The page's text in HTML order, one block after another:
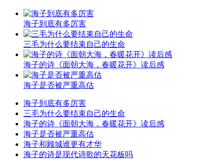
海子到底有多厉害
三毛为什么要结束自己的生命
海子的诗《面朝大海，春暖花开》读后感
海子是否被严重高估
海子到底有多厉害
三毛为什么要结束自己的生命
海子的诗《面朝大海，春暖花开》读后感
海子是否被严重高估
海子和顾城谁更有才华
海子的诗是现代诗歌的天花板吗